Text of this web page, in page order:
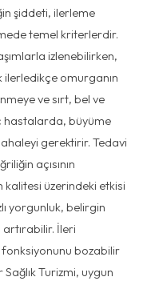
şiddeti, ilerleme
temel kriterlerdir.
izlenebilirken,
ilerledikçe omurganın
ve sırt, bel ve
hastalarda, büyüme
gerektirir. Tedavi
açısının
kalitesi üzerindeki etkisi
yorgunluk, belirgin
artırabilir. İleri
bozabilir
Turizmi, uygun